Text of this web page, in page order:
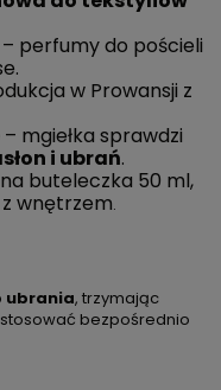
– perfumy do pościeli
w Prowansji z
– mgiełka sprawdzi
i ubrań.
buteleczka 50 ml,
wnętrzem.
ubrania, trzymając
stosować bezpośrednio